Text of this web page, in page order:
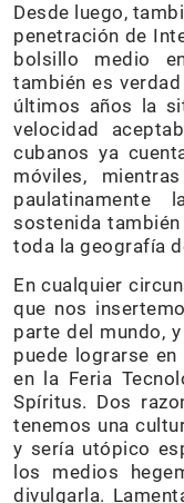
Desde luego,
penetración de
bolsillo medio
también es
últimos años la
velocidad
cubanos ya
móviles,
sostenida
toda la geografía
En cualquier
que nos
parte del mundo,
puede lograrse
en la Feria
Spíritus. Dos
tenemos una
y sería utópico
los medios
divulgarla.